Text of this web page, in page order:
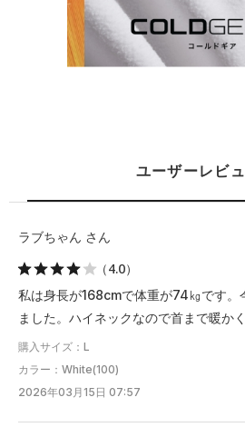
ユーザーレビ
ラブちゃん さん
（4.0）
私は身長が168cmで体重が74㎏です。
ました。ハイネックなので首まで暖か
購入サイズ：L
カラー：White(100)
2026年03月15日 07:57